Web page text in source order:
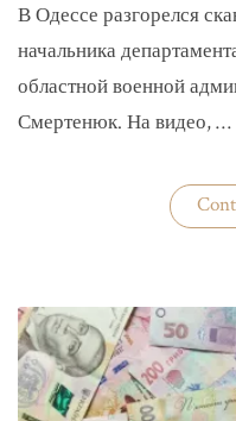
В Одессе разгорелся
начальника
областной военной
Смертенюк. На видео, …